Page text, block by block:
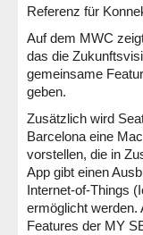
Referenz für
Auf dem MWC
das die
gemeinsame
geben.
Zusätzlich wird
Barcelona eine
vorstellen, die in
App gibt einen
Internet-of-Things
ermöglicht werden.
Features der MY